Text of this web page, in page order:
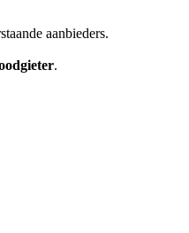
aanbieders.
.